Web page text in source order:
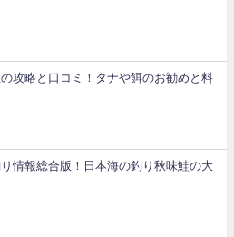
攻略と口コミ！タナや餌のお勧めと料
情報総合版！日本海の釣り秋味鮭の大